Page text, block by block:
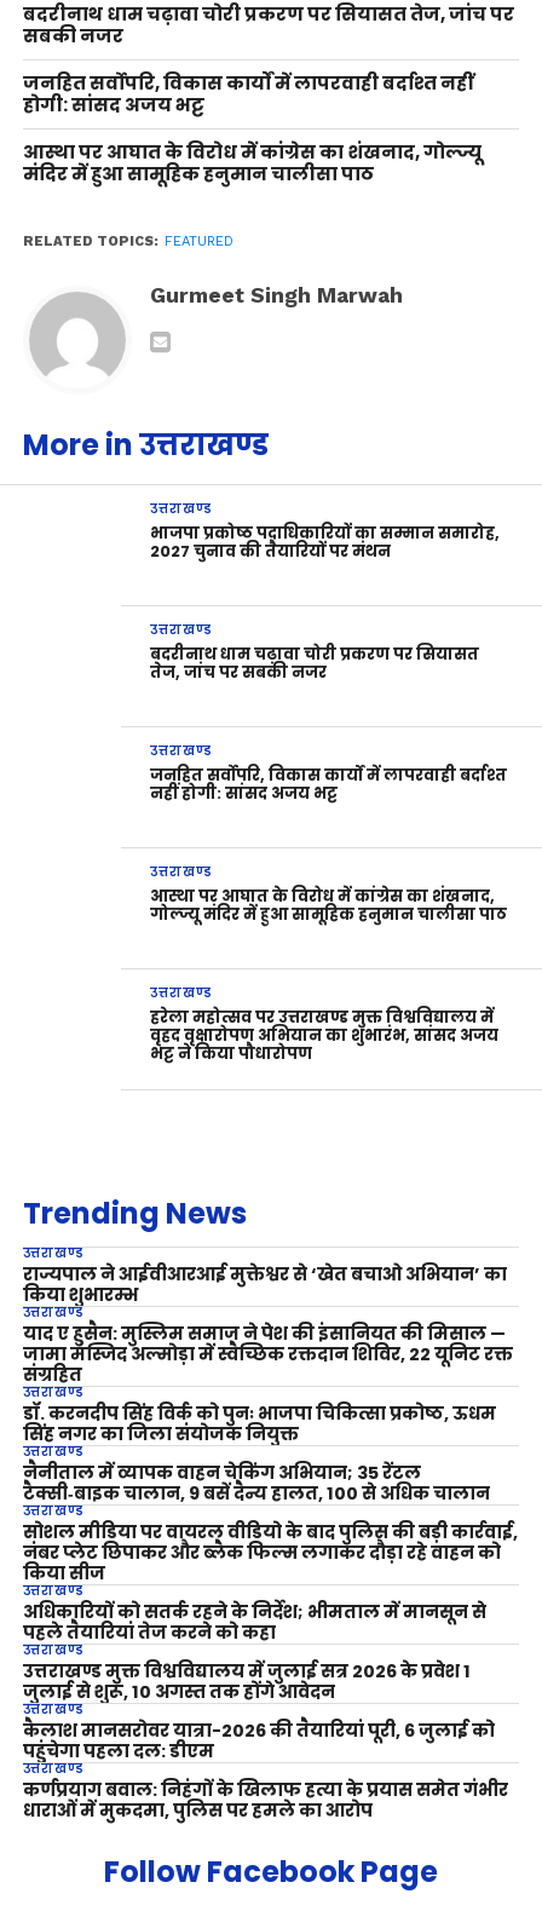
बदरीनाथ धाम चढ़ावा चोरी प्रकरण पर सियासत तेज, जांच पर
सबकी नजर
जनहित सर्वोपरि, विकास कार्यों में लापरवाही बर्दाश्त नहीं
होगी: सांसद अजय भट्ट
आस्था पर आघात के विरोध में कांग्रेस का शंखनाद, गोल्ज्यू
मंदिर में हुआ सामूहिक हनुमान चालीसा पाठ
RELATED TOPICS: FEATURED
Gurmeet Singh Marwah
More in उत्तराखण्ड
उत्तराखण्ड
भाजपा प्रकोष्ठ पदाधिकारियों का सम्मान समारोह,
2027 चुनाव की तैयारियों पर मंथन
उत्तराखण्ड
बदरीनाथ धाम चढ़ावा चोरी प्रकरण पर सियासत
तेज, जांच पर सबकी नजर
उत्तराखण्ड
जनहित सर्वोपरि, विकास कार्यों में लापरवाही बर्दाश्त
नहीं होगी: सांसद अजय भट्ट
उत्तराखण्ड
आस्था पर आघात के विरोध में कांग्रेस का शंखनाद,
गोल्ज्यू मंदिर में हुआ सामूहिक हनुमान चालीसा पाठ
उत्तराखण्ड
हरेला महोत्सव पर उत्तराखण्ड मुक्त विश्वविद्यालय में
वृहद वृक्षारोपण अभियान का शुभारंभ, सांसद अजय
भट्ट ने किया पौधारोपण
Trending News
उत्तराखण्ड
राज्यपाल ने आईवीआरआई मुक्तेश्वर से ‘खेत बचाओ अभियान’ का
किया शुभारम्भ
उत्तराखण्ड
याद ए हुसैन: मुस्लिम समाज ने पेश की इंसानियत की मिसाल —
जामा मस्जिद अल्मोड़ा में स्वैच्छिक रक्तदान शिविर, 22 यूनिट रक्त
संग्रहित
उत्तराखण्ड
डॉ. करनदीप सिंह विर्क को पुनः भाजपा चिकित्सा प्रकोष्ठ, ऊधम
सिंह नगर का जिला संयोजक नियुक्त
उत्तराखण्ड
नैनीताल में व्यापक वाहन चेकिंग अभियान; 35 रेंटल
टैक्सी‑बाइक चालान, 9 बसें दैन्य हालत, 100 से अधिक चालान
उत्तराखण्ड
सोशल मीडिया पर वायरल वीडियो के बाद पुलिस की बड़ी कार्रवाई,
नंबर प्लेट छिपाकर और ब्लैक फिल्म लगाकर दौड़ा रहे वाहन को
किया सीज
उत्तराखण्ड
अधिकारियों को सतर्क रहने के निर्देश; भीमताल में मानसून से
पहले तैयारियां तेज करने को कहा
उत्तराखण्ड
उत्तराखण्ड मुक्त विश्वविद्यालय में जुलाई सत्र 2026 के प्रवेश 1
जुलाई से शुरू, 10 अगस्त तक होंगे आवेदन
उत्तराखण्ड
कैलाश मानसरोवर यात्रा-2026 की तैयारियां पूरी, 6 जुलाई को
पहुंचेगा पहला दल: डीएम
उत्तराखण्ड
कर्णप्रयाग बवाल: निहंगों के खिलाफ हत्या के प्रयास समेत गंभीर
धाराओं में मुकदमा, पुलिस पर हमले का आरोप
Follow Facebook Page